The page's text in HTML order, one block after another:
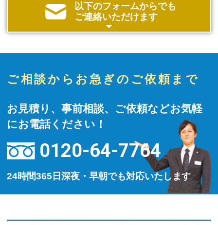
以下のフォームからでも
ご連絡いただけます
ご相談からお急ぎのご依頼まで
お見積り、事前相談、ご依頼などお気軽
にお電話ください！
0120-64-7764
24時間365日深夜・早朝でも対応いたします